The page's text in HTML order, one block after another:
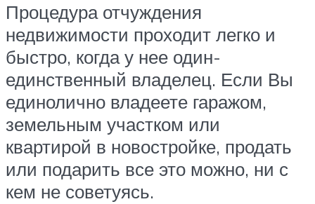
Процедура отчуждения
недвижимости проходит легко и
быстро, когда у нее один-
единственный владелец. Если Вы
единолично владеете гаражом,
земельным участком или
квартирой в новостройке, продать
или подарить все это можно, ни с
кем не советуясь.